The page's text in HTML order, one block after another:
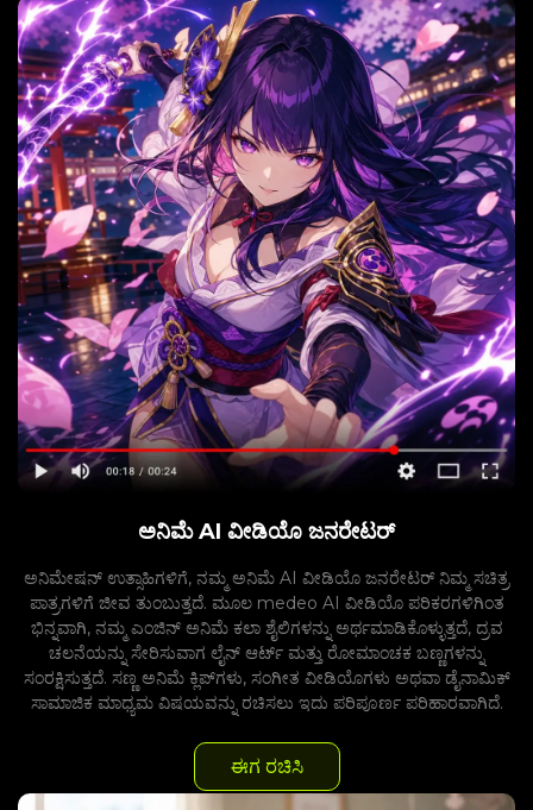
ಅನಿಮೆ AI ವೀಡಿಯೊ ಜನರೇಟರ್
ಅನಿಮೇಷನ್ ಉತ್ಸಾಹಿಗಳಿಗೆ, ನಮ್ಮ ಅನಿಮೆ AI ವೀಡಿಯೊ ಜನರೇಟರ್ ನಿಮ್ಮ ಸಚಿತ್ರ
ಪಾತ್ರಗಳಿಗೆ ಜೀವ ತುಂಬುತ್ತದೆ. ಮೂಲ medeo AI ವೀಡಿಯೊ ಪರಿಕರಗಳಿಗಿಂತ
ಭಿನ್ನವಾಗಿ, ನಮ್ಮ ಎಂಜಿನ್ ಅನಿಮೆ ಕಲಾ ಶೈಲಿಗಳನ್ನು ಅರ್ಥಮಾಡಿಕೊಳ್ಳುತ್ತದೆ, ದ್ರವ
ಚಲನೆಯನ್ನು ಸೇರಿಸುವಾಗ ಲೈನ್ ಆರ್ಟ್ ಮತ್ತು ರೋಮಾಂಚಕ ಬಣ್ಣಗಳನ್ನು
ಸಂರಕ್ಷಿಸುತ್ತದೆ. ಸಣ್ಣ ಅನಿಮೆ ಕ್ಲಿಪ್‌ಗಳು, ಸಂಗೀತ ವೀಡಿಯೊಗಳು ಅಥವಾ ಡೈನಾಮಿಕ್
ಸಾಮಾಜಿಕ ಮಾಧ್ಯಮ ವಿಷಯವನ್ನು ರಚಿಸಲು ಇದು ಪರಿಪೂರ್ಣ ಪರಿಹಾರವಾಗಿದೆ.
ಈಗ ರಚಿಸಿ